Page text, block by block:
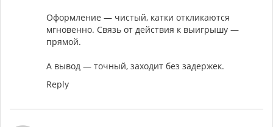
Оформление — чистый, катки откликаются
мгновенно. Связь от действия к выигрышу —
прямой.
А вывод — точный, заходит без задержек.
Reply